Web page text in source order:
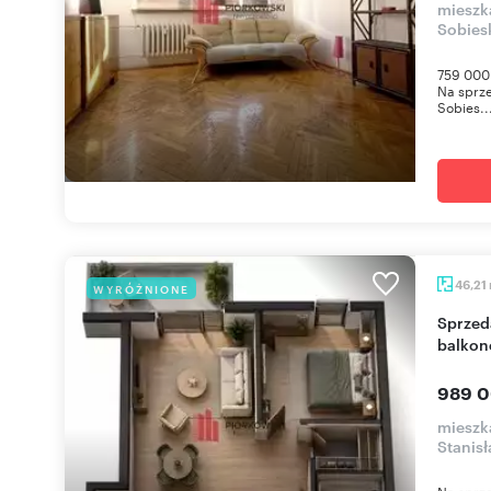
759
Na
WYRÓŻNIONE 46,21
Sprzedam 2-pokojowe mieszkanie 46 m² z
989